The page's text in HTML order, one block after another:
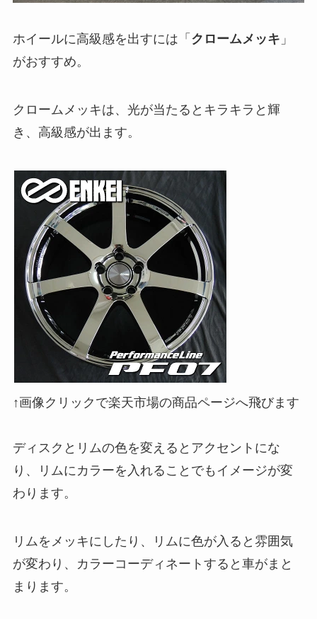
ホイールに高級感を出すには「 クロームメッキ 」
がおすすめ。
クロームメッキは、光が当たるとキラキラと輝
き、高級感が出ます。
↑画像クリックで楽天市場の商品ページへ飛びます
ディスクとリムの色を変えるとアクセントにな
り、リムにカラーを入れることでもイメージが変
わります。
リムをメッキにしたり、リムに色が入ると雰囲気
が変わり、カラーコーディネートすると車がまと
まります。